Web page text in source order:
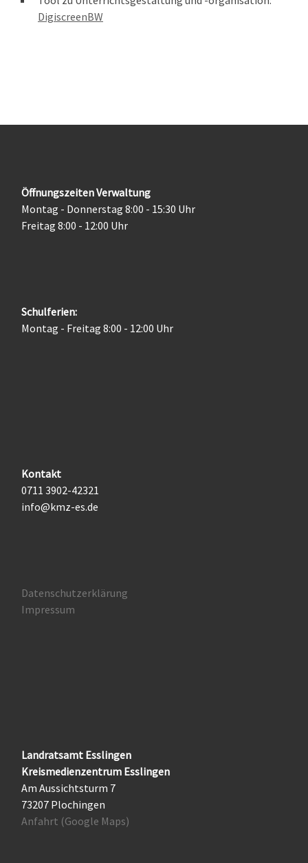
DigiscreenBW
Öffnungszeiten Verwaltung
Montag - Donnerstag 8:00 - 15:30 Uhr
Freitag 8:00 - 12:00 Uhr
Schulferien:
Montag - Freitag 8:00 - 12:00 Uhr
Kontakt
0711 3902-42321
info@kmz-es.de
Datenschutzerklärung
Impressum
Landratsamt Esslingen
Kreismedienzentrum Esslingen
Am Aussichtsturm 7
73207 Plochingen
Anfahrt (Google Maps)